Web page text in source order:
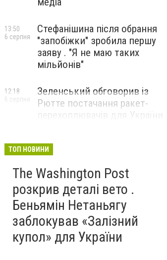
Стефанішина після обрання
"запобіжки" зробила першу
заяву . "Я не маю таких
мільйонів"
13:50
6 серпня
Зеленський обговорив із
Рютте постачання ракет-
перехоплювачів для України
12:18
6 серпня
ТОП НОВИНИ
The Washington Post
розкрив деталі вето .
Беньямін Нетаньягу
заблокував «Залізний
купол» для України